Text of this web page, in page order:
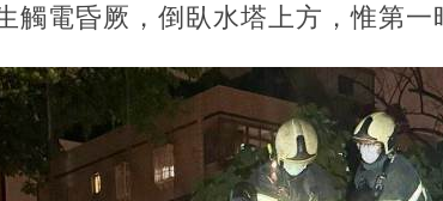
觸電昏厥，倒臥水塔上方，惟第一